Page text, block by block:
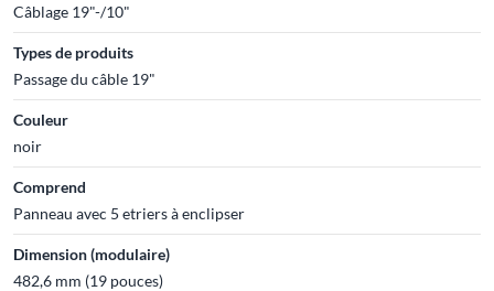
Câblage 19"-/10"
Types de produits
Passage du câble 19"
Couleur
noir
Comprend
Panneau avec 5 etriers à enclipser
Dimension (modulaire)
482,6 mm (19 pouces)